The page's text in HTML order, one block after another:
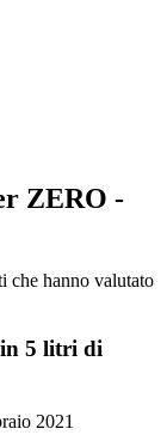
ZERO -
che hanno valutato
in 5 litri di
2021